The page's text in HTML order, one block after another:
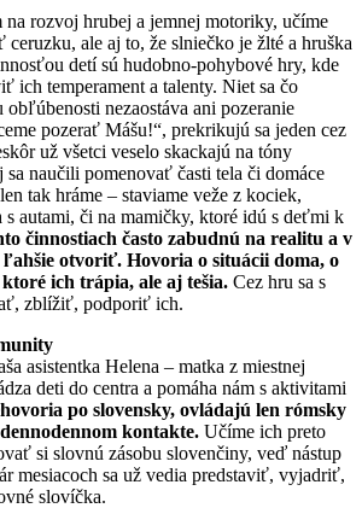
na rozvoj hrubej a jemnej motoriky, učíme
ceruzku, ale aj to, že slniečko je žlté a hruška
detí sú hudobno-pohybové hry, kde
ich temperament a talenty. Niet sa čo
nezaostáva ani pozeranie
pozerať Mášu!“, prekrikujú sa jeden cez
už všetci veselo skackajú na tóny
naučili pomenovať časti tela či domáce
tak hráme – staviame veže z kociek,
s autami, či na mamičky, ktoré idú s deťmi k
činnostiach často zabudnú na realitu a v
otvoriť. Hovoria o situácii doma, o
ich trápia, ale aj tešia. Cez hru sa s
zblížiť, podporiť ich.
asistentka Helena – matka z miestnej
deti do centra a pomáha nám s aktivitami
po slovensky, ovládajú len rómsky
kontakte. Učíme ich preto
si slovnú zásobu slovenčiny, veď nástup
mesiacoch sa už vedia predstaviť, vyjadriť,
slovíčka.